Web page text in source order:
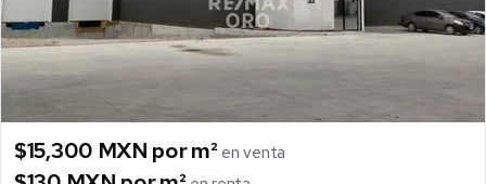
$15,300 MXN por m² en venta